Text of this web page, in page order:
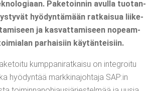
Pake­toin­nin avul­la tuo­tan­
hyö­dyn­tä­mään rat­kai­sua lii­ke­
ja kas­vat­ta­mi­seen nopeam­
par­hai­siin käytänteisiin.
kump­pa­ni­rat­kai­su on integroi­tu
hyö­dyn­tää mark­kin­ajoh­ta­ja SAP:in